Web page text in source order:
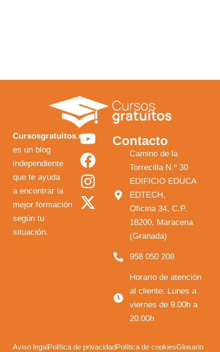
Cursosgratuitos.es
es un blog
independiente
que te ayuda
a encontrar la
mejor formación
según tu
situación.
Y
o
u
t
u
F
a
c
e
b
I
n
s
t
a
X
-
t
w
i
Contacto
Camino de la
Torrecilla N.º 30
EDIFICIO EDUCA
EDTECH,
Oficina 34, C.P.
18200, Maracena
(Granada)
958 050 208
Horario de atención
al cliente: Lunes a
viernes de 9.00h a
20.00h
Aviso legalPolítica de privacidadPolítica de cookiesGlosario